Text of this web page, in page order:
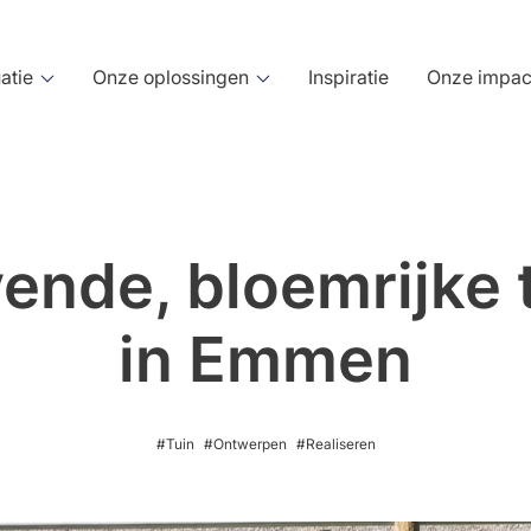
Onze oplossingen
Realiseren
Terreinaanleg
Inspiratie Onze
bloemrijke
in Emmen
#Tuin #Ontwerpen #Realiseren